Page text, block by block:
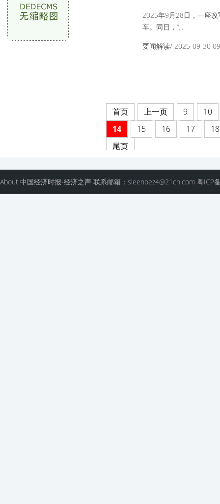
车
2025年9月28日，一座
车。同日，“...
要闻解读/ 2025-09-30
首页 上一页 9
10
14
15 16 17
18
尾页
About 中国经济时报-经济之声 联系邮箱：sleenoez4@21cn.com 粤ICP